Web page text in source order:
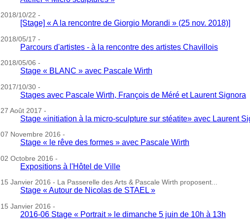
2018/10/22 -
[Stage] « A la rencontre de Giorgio Morandi » (25 nov. 2018)]
2018/05/17 -
Parcours d'artistes - à la rencontre des artistes Chavillois
2018/05/06 -
Stage « BLANC » avec Pascale Wirth
2017/10/30 -
Stages avec Pascale Wirth, François de Méré et Laurent Signora
27 Août 2017 -
Stage «initiation à la micro-sculpture sur stéatite» avec Laurent
07 Novembre 2016 -
Stage « le rêve des formes » avec Pascale Wirth
02 Octobre 2016 -
Expositions à l'Hôtel de Ville
15 Janvier 2016 - La Passerelle des Arts & Pascale Wirth proposent...
Stage « Autour de Nicolas de STAEL »
15 Janvier 2016 -
2016-06 Stage « Portrait » le dimanche 5 juin de 10h à 13h